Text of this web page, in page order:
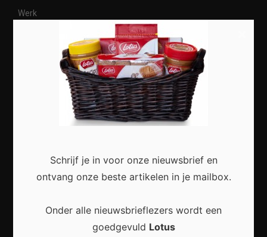
Werk
Meest recent
Veelgestelde Vragen Over Online Privacy: Alles
Schrijf je in voor onze nieuwsbrief en
ontvang onze beste artikelen in je mailbox.
Onder alle nieuwsbrieflezers wordt een
goedgevuld Lotus